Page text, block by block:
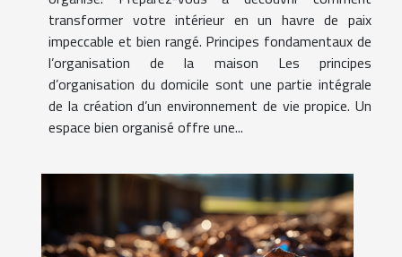
transformer votre intérieur en un havre de paix
impeccable et bien rangé. Principes fondamentaux de
l’organisation de la maison Les principes
d’organisation du domicile sont une partie intégrale
de la création d’un environnement de vie propice. Un
espace bien organisé offre une...